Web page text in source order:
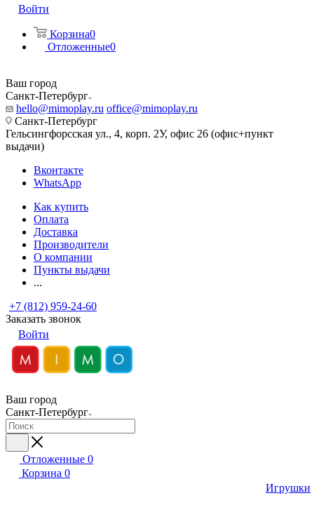
Войти
Корзина0
Отложенные0
Ваш город
Санкт-Петербург
hello@mimoplay.ru office@mimoplay.ru
Санкт-Петербург
Гельсингфорсская ул., 4, корп. 2У, офис 26 (офис+пункт
выдачи)
Вконтакте
WhatsApp
Как купить
Оплата
Доставка
Производители
О компании
Пункты выдачи
...
+7 (812) 959-24-60
Заказать звонок
Войти
Ваш город
Санкт-Петербург
Отложенные 0
Корзина 0
Игрушки